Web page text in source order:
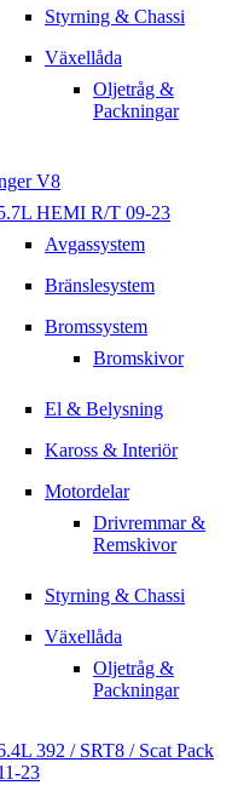
Styrning & Chassi
Växellåda
Oljetråg &
Packningar
V8
HEMI R/T 09-23
Avgassystem
Bränslesystem
Bromssystem
Bromskivor
El & Belysning
Kaross & Interiör
Motordelar
Drivremmar &
Remskivor
Styrning & Chassi
Växellåda
Oljetråg &
Packningar
392 / SRT8 / Scat Pack
23